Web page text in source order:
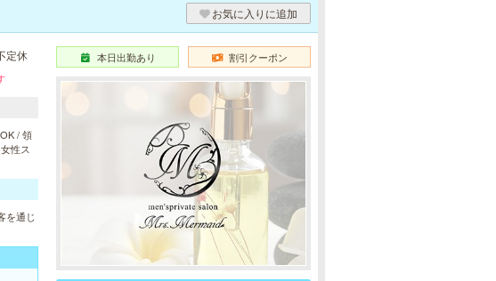
お気に入りに追加
定休
/ 領
性ス
を通じ
本日出勤あり 割引クーポン